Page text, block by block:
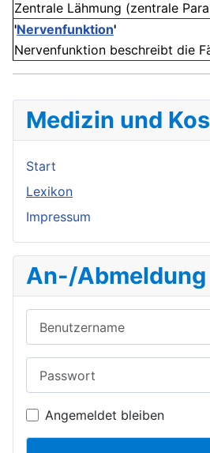
Zentrale Lähmung (zentrale
'Nervenfunktion'
Nervenfunktion beschreibt die
Medizin und
Start
Lexikon
Impressum
An-/Abmeldung
Angemeldet bleiben